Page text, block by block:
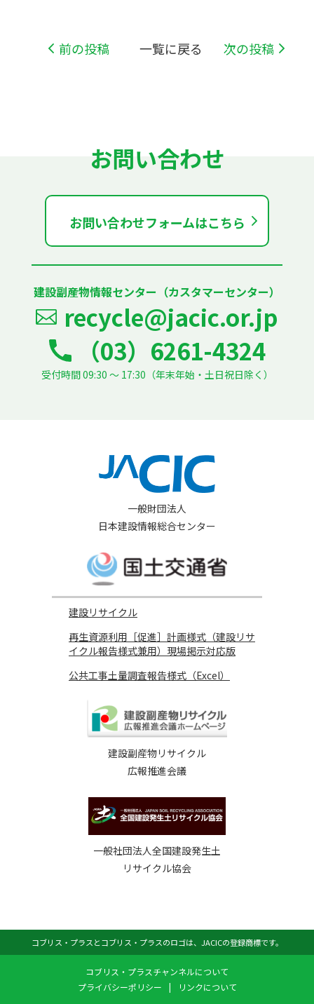
前の投稿 一覧に戻る 次の投稿
お問い合わせ
お問い合わせフォームはこちら
建設副産物情報センター（カスタマーセンター）
recycle@jacic.or.jp
（03）6261-4324
受付時間 09:30 ～ 17:30（年末年始・土日祝日除く）
一般財団法人
日本建設情報総合センター
建設リサイクル
再生資源利用［促進］計画様式（建設リサ
イクル報告様式兼用）現場掲示対応版
公共工事土量調査報告様式（Excel）
建設副産物リサイクル
広報推進会議
一般社団法人全国建設発生土
リサイクル協会
コブリス・プラスとコブリス・プラスのロゴは、JACICの登録商標です。
コブリス・プラスチャンネルについて
プライバシーポリシー
| リンクについて